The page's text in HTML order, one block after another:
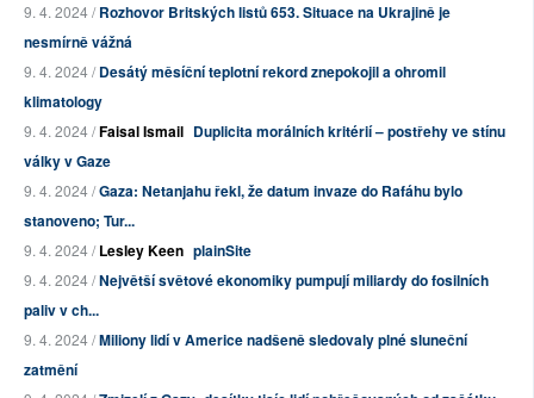
9. 4. 2024 /Rozhovor Britských listů 653. Situace na Ukrajině je
nesmírně vážná
9. 4. 2024 /Desátý měsíční teplotní rekord znepokojil a ohromil
klimatology
9. 4. 2024 /Faisal Ismail Duplicita morálních kritérií – postřehy ve stínu
války v Gaze
9. 4. 2024 /Gaza: Netanjahu řekl, že datum invaze do Rafáhu bylo
stanoveno; Tur...
9. 4. 2024 /Lesley Keen plainSite
9. 4. 2024 /Největší světové ekonomiky pumpují miliardy do fosilních
paliv v ch...
9. 4. 2024 /Miliony lidí v Americe nadšeně sledovaly plné sluneční
zatmění